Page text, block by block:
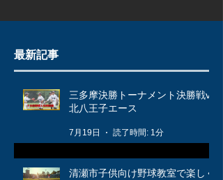
最新記事
三多摩決勝トーナメント決勝戦vs
北八王子エース
7月19日 読了時間: 1分
清瀬市子供向け野球教室で楽しく